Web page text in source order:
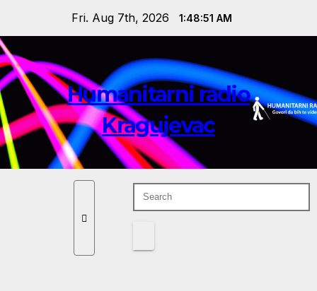
content
Fri. Aug 7th, 2026 1:48:52 AM
Humanitarni radio
Kragujevac